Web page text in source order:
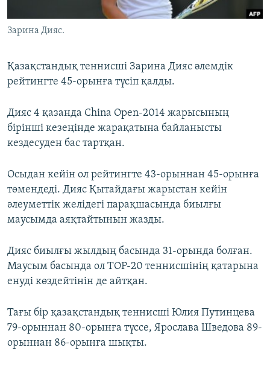
Басқа тілдерде
Зарина Дияс.
Қазақстандық теннисші Зарина Дияс әлемдік
рейтингте 45-орынға түсіп қалды.
Дияс 4 қазанда China Open-2014 жарысының
бірінші кезеңінде жарақатына байланысты
кездесуден бас тартқан.
Осыдан кейін ол рейтингте 43-орыннан 45-орынға
төмендеді. Дияс Қытайдағы жарыстан кейін
әлеуметтік желідегі парақшасында биылғы
маусымда аяқтайтынын жазды.
Дияс биылғы жылдың басында 31-орында болған.
Маусым басында ол ТОР-20 теннисшінің қатарына
енуді көздейтінін де айтқан.
Тағы бір қазақстандық теннисші Юлия Путинцева
79-орыннан 80-орынға түссе, Ярослава Шведова 89-
орыннан 86-орынға шықты.